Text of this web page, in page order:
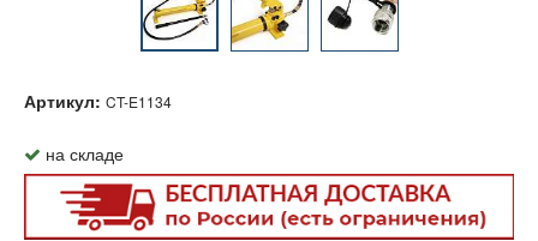
Артикул: CT-E1134
на складе